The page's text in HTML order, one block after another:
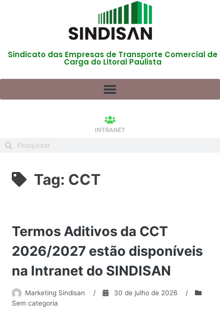
Sindicato das Empresas de Transporte Comercial de
Carga do Litoral Paulista
INTRANET
Tag: CCT
Termos Aditivos da CCT
2026/2027 estão disponíveis
na Intranet do SINDISAN
Marketing Sindisan / 30 de julho de 2026
/
Sem categoria